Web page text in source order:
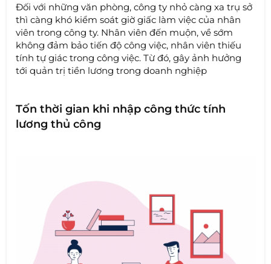
Đối với những văn phòng, công ty nhỏ càng xa trụ sở
thì càng khó kiểm soát giờ giấc làm việc của nhân
viên trong công ty. Nhân viên đến muộn, về sớm
không đảm bảo tiến độ công việc, nhân viên thiếu
tính tự giác trong công việc. Từ đó, gây ảnh hưởng
tới quản trị tiền lương trong doanh nghiệp
Tốn thời gian khi nhập công thức tính
lương thủ công